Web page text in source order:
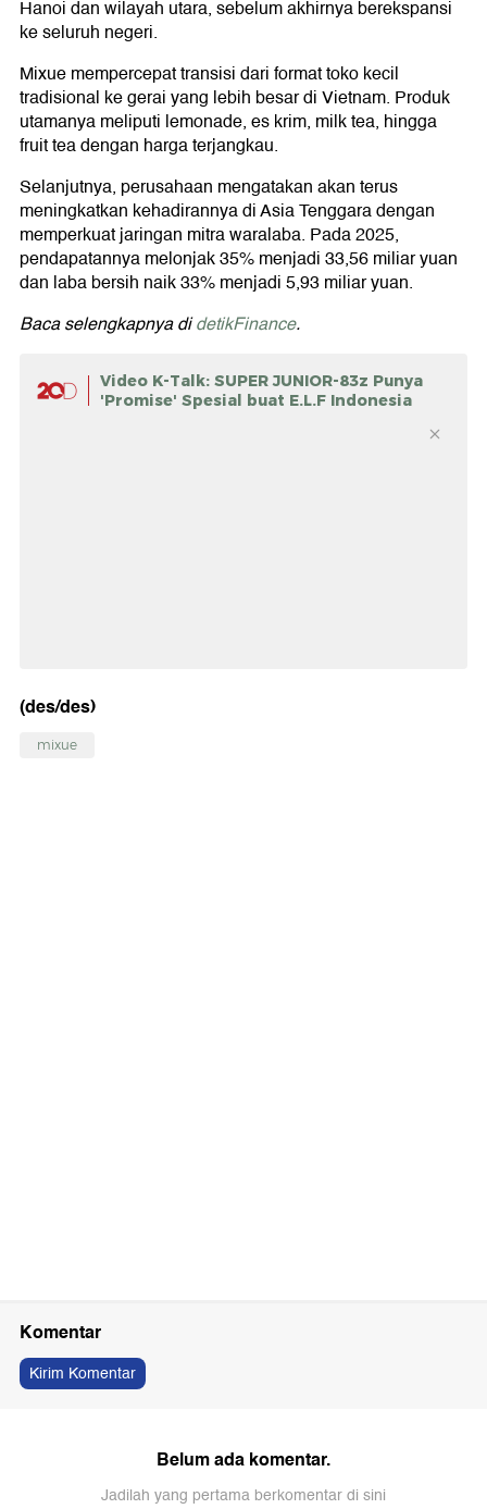
Hanoi dan wilayah utara, sebelum akhirnya berekspansi
ke seluruh negeri.
Mixue mempercepat transisi dari format toko kecil
tradisional ke gerai yang lebih besar di Vietnam. Produk
utamanya meliputi lemonade, es krim, milk tea, hingga
fruit tea dengan harga terjangkau.
Selanjutnya, perusahaan mengatakan akan terus
meningkatkan kehadirannya di Asia Tenggara dengan
memperkuat jaringan mitra waralaba. Pada 2025,
pendapatannya melonjak 35% menjadi 33,56 miliar yuan
dan laba bersih naik 33% menjadi 5,93 miliar yuan.
Baca selengkapnya didetikFinance.
Video K-Talk: SUPER JUNIOR-83z Punya
'Promise' Spesial buat E.L.F Indonesia
(des/des)
mixue
Komentar
Kirim Komentar
Belum ada komentar.
Jadilah yang pertama berkomentar di sini